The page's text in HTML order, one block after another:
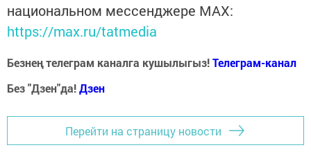
национальном мессенджере MАХ:
https://max.ru/tatmedia
Безнең телеграм каналга кушылыгыз!Телеграм-канал
Без "Дзен"да!Дзен
Перейти на страницу новости